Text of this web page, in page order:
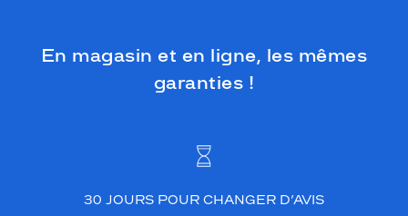
En magasin et en ligne, les mêmes
garanties !
30 JOURS POUR CHANGER D’AVIS